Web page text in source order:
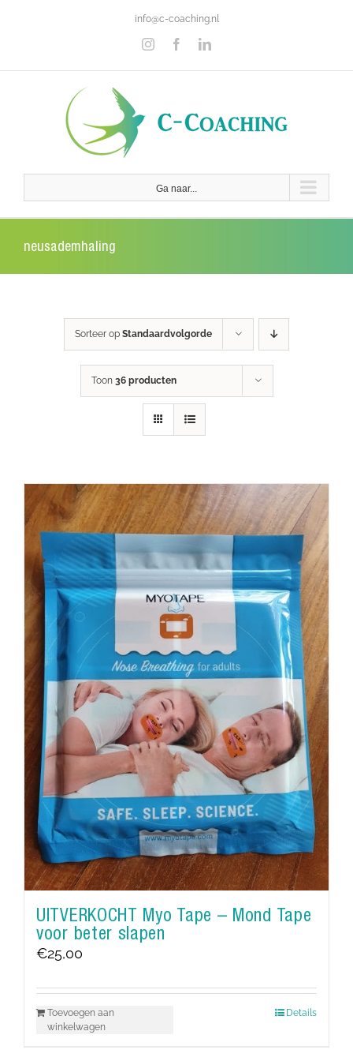
info@c-coaching.nl
InstagramFacebookLinkedIn
Ga naar...
neusademhaling
Sorteer op Standaardvolgorde
Toon 36 producten
UITVERKOCHT Myo Tape – Mond Tape
voor beter slapen
€25,00
Toevoegen aan
winkelwagen
Details